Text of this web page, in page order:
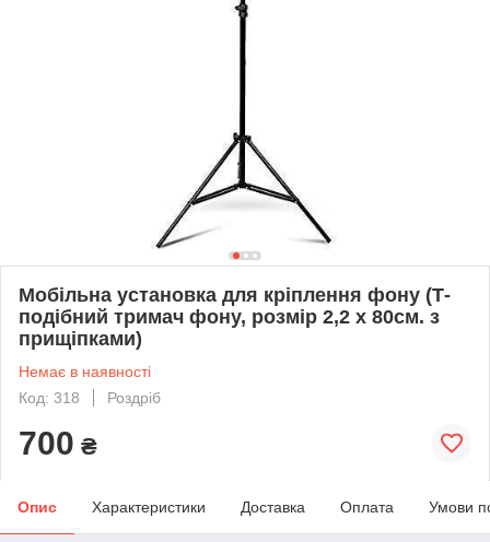
Мобільна установка для кріплення фону (Т-
подібний тримач фону, розмір 2,2 х 80см. з
прищіпками)
Немає в наявності
Код: 318
Роздріб
700 ₴
Опис Характеристики Доставка Оплата Умови